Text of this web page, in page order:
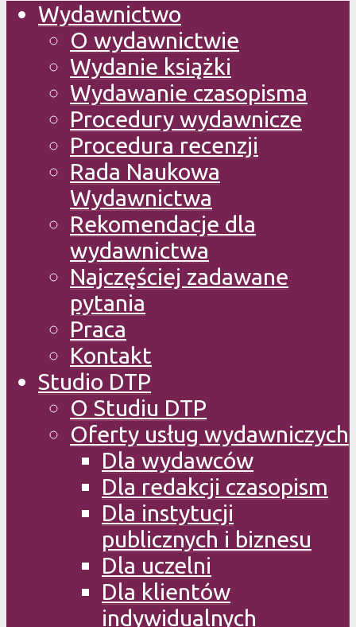
Wydawnictwo
O wydawnictwie
Wydanie książki
Wydawanie czasopisma
Procedury wydawnicze
Procedura recenzji
Rada Naukowa
Wydawnictwa
Rekomendacje dla
wydawnictwa
Najczęściej zadawane
pytania
Praca
Kontakt
Studio DTP
O Studiu DTP
Oferty usług wydawniczych
Dla wydawców
Dla redakcji czasopism
Dla instytucji
publicznych i biznesu
Dla uczelni
Dla klientów
indywidualnych